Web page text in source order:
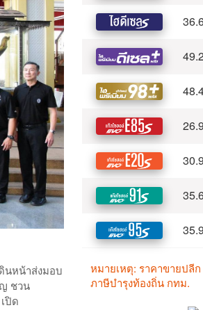
นหน้าส่งมอบ
ชวน
ปิด